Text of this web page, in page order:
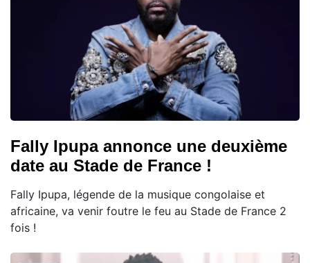
Fally Ipupa annonce une deuxième
date au Stade de France !
Fally Ipupa, légende de la musique congolaise et
africaine, va venir foutre le feu au Stade de France 2
fois !